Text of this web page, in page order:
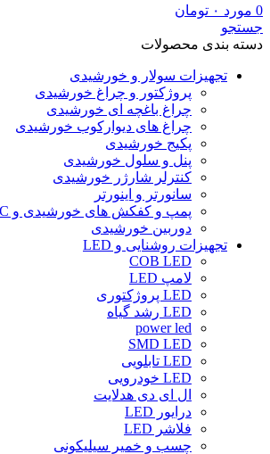
0 مورد ۰ تومان
جستجو
دسته بندی محصولات
تجهیزات سولار و خورشیدی
پروژکتور و چراغ خورشیدی
چراغ باغچه ای خورشیدی
چراغ های دیوارکوب خورشیدی
پکیج خورشیدی
پنل و سلول خورشیدی
کنترلر شارژر خورشیدی
سانورتر و اینورتر
پمپ و کفکش های خورشیدی و DC
دوربین خورشیدی
تجهیزات روشنایی و LED
COB LED
لامپ LED
LED پروژکتوری
LED رشد گیاه
power led
SMD LED
LED تابلویی
LED خودرویی
ال ای دی هدلایت
درایور LED
فلاشر LED
چسب و خمیر سیلیکونی